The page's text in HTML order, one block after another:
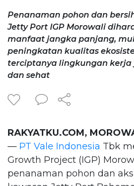
Penanaman pohon dan
Jetty Port IGP Morowali
manfaat jangka panjang,
peningkatan kualitas
terciptanya lingkungan kerja
dan sehat
RAKYATKU.COM,
— PT Vale Indonesia Tbk
Growth Project (IGP)
penanaman pohon dan